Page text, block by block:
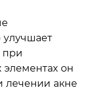
при
он
лечении акне